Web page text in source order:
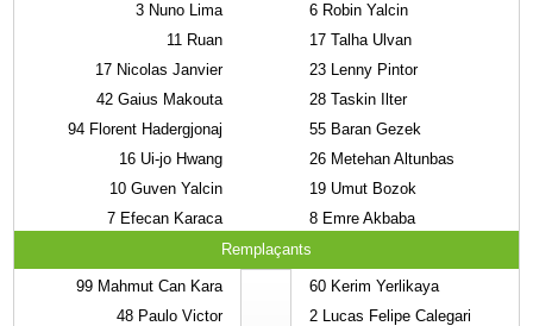
3 Nuno Lima
11 Ruan
17 Nicolas Janvier
42 Gaius Makouta
94 Florent Hadergjonaj
16 Ui-jo Hwang
10 Guven Yalcin
7 Efecan Karaca
6 Robin Yalcin
17 Talha Ulvan
23 Lenny Pintor
28 Taskin Ilter
55 Baran Gezek
26 Metehan Altunbas
19 Umut Bozok
8 Emre Akbaba
Remplaçants
99 Mahmut Can Kara
48 Paulo Victor
60 Kerim Yerlikaya
2 Lucas Felipe Calegari